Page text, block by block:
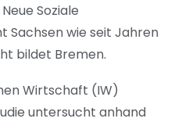
Soziale
Sachsen wie seit Jahren
bildet Bremen.
Wirtschaft (IW)
untersucht anhand